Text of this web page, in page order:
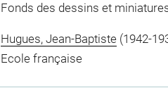
Fonds des dessins et
Hugues, Jean-Baptiste(1942-
Ecole française